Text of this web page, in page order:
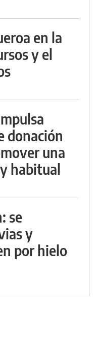
en la
y el
donación
una
habitual
se
y
por hielo